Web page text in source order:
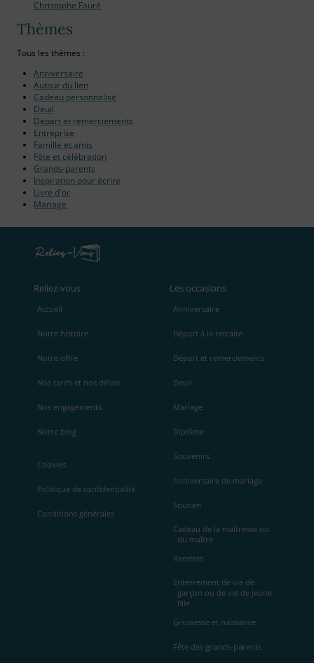
Christophe Fauré
Thèmes
Tous les thèmes :
Anniversaire
Autour du lien
Cadeau personnalisé
Deuil
Départ et remerciements
Entreprise
Famille et amis
Fête et célébration
Grands-parents
Inspiration pour écrire
Livre d'or
Mariage
Reliez‑vous
Accueil
Notre histoire
Notre offre
Nos tarifs et nos délais
Nos engagements
Notre blog
Cookies
Politique de confidentialité
Conditions générales
Les occasions
Anniversaire
Départ à la retraite
Départ et remerciements
Deuil
Mariage
Diplôme
Souvenirs
Anniversaire de mariage
Soutien
Cadeau de la maîtresse ou
du maître
Recettes
Enterrement de vie de
garçon ou de vie de jeune
fille
Grossesse et naissance
Fête des grands-parents